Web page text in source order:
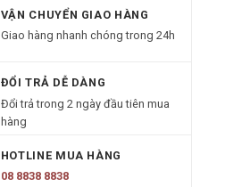
VẬN CHUYỂN GIAO HÀNG
Giao hàng nhanh chóng trong 24h
ĐỔI TRẢ DỄ DÀNG
Đổi trả trong 2 ngày đầu tiên mua
hàng
HOTLINE MUA HÀNG
08 8838 8838